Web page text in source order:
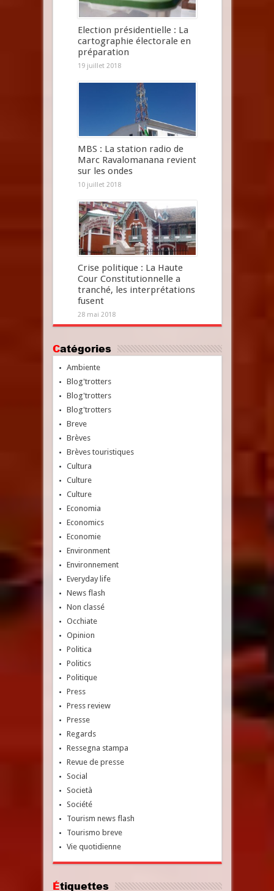
Election présidentielle : La
cartographie électorale en
préparation
19 juillet 2018
MBS : La station radio de
Marc Ravalomanana revient
sur les ondes
10 juillet 2018
Crise politique : La Haute
Cour Constitutionnelle a
tranché, les interprétations
fusent
28 mai 2018
Catégories
Ambiente
Blog'trotters
Blog'trotters
Blog'trotters
Breve
Brèves
Brèves touristiques
Cultura
Culture
Culture
Economia
Economics
Economie
Environment
Environnement
Everyday life
News flash
Non classé
Occhiate
Opinion
Politica
Politics
Politique
Press
Press review
Presse
Regards
Ressegna stampa
Revue de presse
Social
Società
Société
Tourism news flash
Tourismo breve
Vie quotidienne
Étiquettes